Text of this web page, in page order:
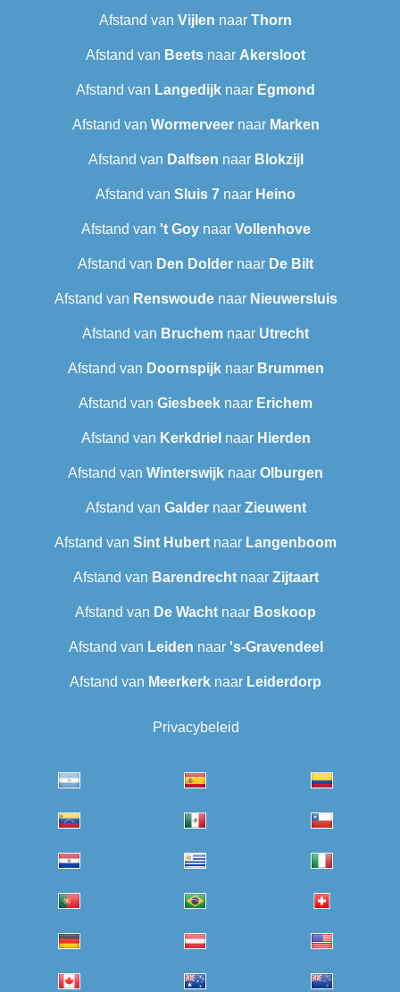
Afstand van Vijlen naar Thorn
Afstand van Beets naar Akersloot
Afstand van Langedijk naar Egmond
Afstand van Wormerveernaar Marken
Afstand van Dalfsen naar Blokzijl
Afstand van Sluis 7 naar Heino
Afstand van 't Goynaar Vollenhove
Afstand van Den Dolder naar De Bilt
Afstand van Renswoudenaar Nieuwersluis
Afstand van Bruchem naar Utrecht
Afstand van Doornspijknaar Brummen
Afstand van Giesbeek naar Erichem
Afstand van Kerkdriel naar Hierden
Afstand van Winterswijk naar Olburgen
Afstand van Galdernaar Zieuwent
Afstand van Sint Hubert naar Langenboom
Afstand van Barendrecht‎naar Zijtaart
Afstand van De Wacht naar Boskoop
Afstand van Leiden naar 's-Gravendeel
Afstand van Meerkerk naar Leiderdorp
Privacybeleid